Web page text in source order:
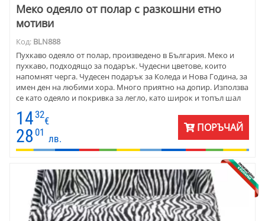
Меко одеяло от полар с разкошни етно
мотиви
Код: BLN888
Пухкаво одеяло от полар, произведено в България. Меко и
пухкаво, подходящо за подарък. Чудесни цветове, които
напомнят черга. Чудесен подарък за Коледа и Нова Година, за
имен ден на любими хора. Много приятно на допир. Използва
се като одеяло и покривка за легло, като широк и топъл шал
пред камината. Подарък за Коледа и Нова година, за имен ден,
за всеки ден. Размер 150 х 180 см.
14 32
€
28 01
лв.
ПОРЪЧАЙ